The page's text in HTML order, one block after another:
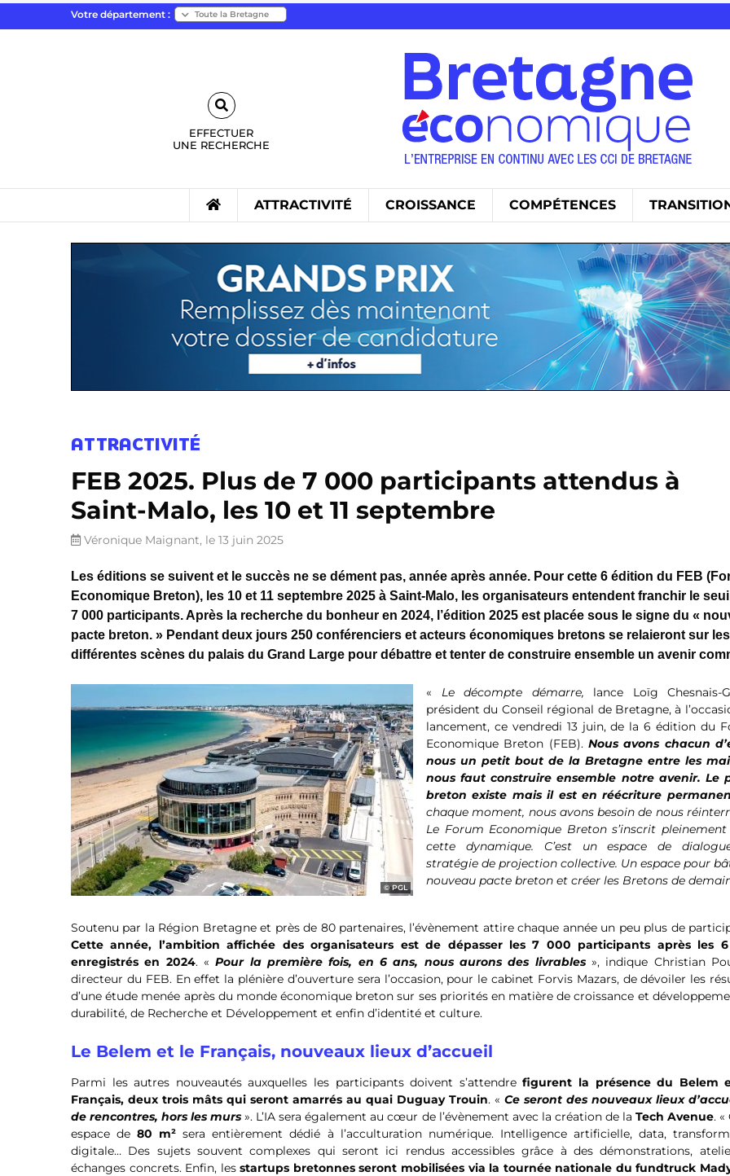
Votre département :
EFFECTUER
UNE RECHERCHE
ATTRACTIVITÉ CROISSANCE COMPÉTENCES
ATTRACTIVITÉ
FEB 2025. Plus de 7 000 participants attendus à
Saint-Malo, les 10 et 11 septembre
Véronique Maignant, le 13 juin 2025
Les éditions se suivent et le succès ne se dément pas, année après année. Pour cette 6 édition du FEB
Economique Breton), les 10 et 11 septembre 2025 à Saint-Malo, les organisateurs entendent franchir le
7 000 participants. Après la recherche du bonheur en 2024, l’édition 2025 est placée sous le signe du «
pacte breton. » Pendant deux jours 250 conférenciers et acteurs économiques bretons se relaieront sur les
différentes scènes du palais du Grand Large pour débattre et tenter de construire ensemble un avenir
PGL
« Le décompte démarre, lance Loïg Chesnais-
président du Conseil régional de Bretagne, à
lancement, ce vendredi 13 juin, de la 6 édition du
Economique Breton (FEB). Nous avons chacun
nous un petit bout de la Bretagne entre les
nous faut construire ensemble notre avenir. Le
breton existe mais il est en réécriture
chaque moment, nous avons besoin de nous
Le Forum Economique Breton s’inscrit pleinement
cette dynamique. C’est un espace de
stratégie de projection collective. Un espace pour
nouveau pacte breton et créer les Bretons de
Soutenu par la Région Bretagne et près de 80 partenaires, l’évènement attire chaque année un peu plus de
Cette année, l’ambition affichée des organisateurs est de dépasser les 7 000 participants après les
enregistrés en 2024. «Pour la première fois, en 6 ans, nous aurons des livrables », indique Christian
directeur du FEB. En effet la plénière d’ouverture sera l’occasion, pour le cabinet Forvis Mazars, de dévoiler les
d’une étude menée après du monde économique breton sur ses priorités en matière de croissance et
durabilité, de Recherche et Développement et enfin d’identité et culture.
Le Belem et le Français, nouveaux lieux d’accueil
Parmi les autres nouveautés auxquelles les participants doivent s’attendrefigurent la présence du Belem
Français, deux trois mâts qui seront amarrés au quai Duguay Trouin. « Ce seront des nouveaux lieux
de rencontres, hors les murs ». L’IA sera également au cœur de l’évènement avec la création de la Tech Avenue. «
espace de80 m² sera entièrement dédié à l’acculturation numérique. Intelligence artificielle, data,
digitale… Des sujets souvent complexes qui seront ici rendus accessibles grâce à des démonstrations,
échanges concrets. Enfin, lesstartups bretonnes seront mobilisées via la tournée nationale du fundtruck